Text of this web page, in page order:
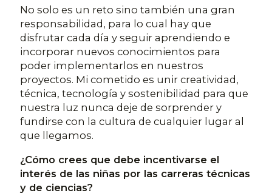
No solo es un reto sino también una gran
responsabilidad, para lo cual hay que
disfrutar cada día y seguir aprendiendo e
incorporar nuevos conocimientos para
poder implementarlos en nuestros
proyectos. Mi cometido es unir creatividad,
técnica, tecnología y sostenibilidad para que
nuestra luz nunca deje de sorprender y
fundirse con la cultura de cualquier lugar al
que llegamos.
¿Cómo crees que debe incentivarse el
interés de las niñas por las carreras técnicas
y de ciencias?